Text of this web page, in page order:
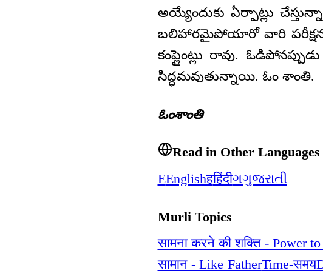
అయ్యేందుకు ఏర్పాట్లు
బలిహారమైపోయారో వారి పరీక్షను
కంప్లైంట్లు రావు.
సిద్ధమవుతున్నాయి. ఓం శాంతి.
ఓంశాంతి
Read in Other Languages
EEnglishहहिंदीગગુજરાતી
Murli Topics
सामना करने की शक्ति - Power
सामान - Like FatherTime-समय